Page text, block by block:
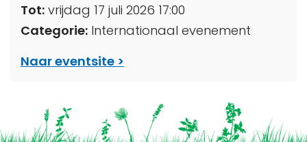
Tot: vrijdag 17 juli 2026 17:00
Categorie: Internationaal evenement
Naar eventsite